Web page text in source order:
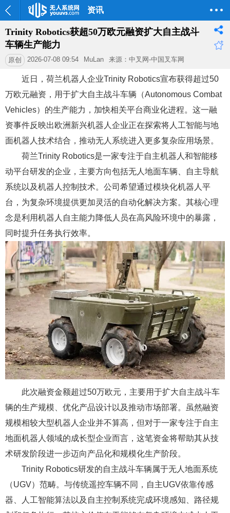
资讯
Trinity Robotics获超50万欧元融资扩大自主战斗
车辆生产能力
原创 2026-07-08 09:54 MuLan 来源：中叉网-中国叉车网
近日，荷兰机器人企业Trinity Robotics宣布获得超过50
万欧元融资，用于扩大自主战斗车辆（Autonomous Combat
Vehicles）的生产能力，加快相关平台商业化进程。这一融
资事件反映出欧洲新兴机器人企业正在探索将人工智能与地
面机器人技术结合，推动无人系统进入更多复杂应用场景。
荷兰Trinity Robotics是一家专注于自主机器人和智能移
动平台研发的企业，主要方向包括无人地面车辆、自主导航
系统以及机器人控制技术。公司希望通过模块化机器人平
台，为复杂环境提供更加灵活的自动化解决方案。其核心理
念是利用机器人自主能力降低人员在高风险环境中的暴露，
同时提升任务执行效率。
此次融资金额超过50万欧元，主要用于扩大自主战斗车
辆的生产规模、优化产品设计以及推动市场部署。虽然融资
规模相较大型机器人企业并不算高，但对于一家专注于自主
地面机器人领域的成长型企业而言，这笔资金将帮助其从技
术研发阶段进一步迈向产品化和规模化生产阶段。
Trinity Robotics研发的自主战斗车辆属于无人地面系统
（UGV）范畴。与传统遥控车辆不同，自主UGV依靠传感
器、人工智能算法以及自主控制系统完成环境感知、路径规